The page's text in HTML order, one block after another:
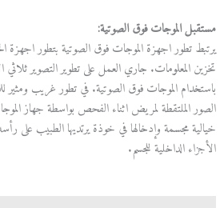
مستقبل الموجات فوق الصوتية:
يرتبط تطور اجهزة الموجات فوق الصوتية بتطور
تخزين المعلومات. جاري العمل على تطوير التصوير ثلاثي
باستخدام الموجات فوق الصوتية. في تطور غريب ومثير
الصور الملتقطة لمريض اثناء الفحص بواسطة جهاز
خيالية مجسمة وإدخالها في خوذة يرتديها الطبيب
الأجزاء الداخلية للجسم.